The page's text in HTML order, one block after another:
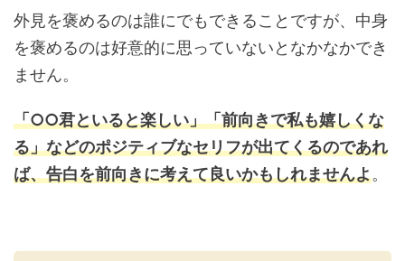
外見を褒めるのは誰にでもできることですが、中身
を褒めるのは好意的に思っていないとなかなかでき
ません。
「○○君といると楽しい」「前向きで私も嬉しくな
る」などのポジティブなセリフが出てくるのであれ
ば、告白を前向きに考えて良いかもしれませんよ。